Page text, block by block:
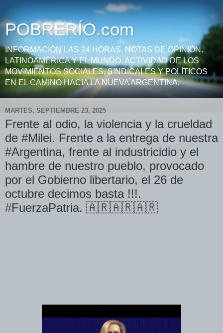
POBRERÍO.com
INFORMACIÓN LAS 24 HORAS. NOTAS DE OPINIÓN.
LATINOAMÉRICA Y EL MUNDO. ACTIVIDAD DE LOS
MOVIMIENTOS SOCIALES, SINDICALES Y POLÍTICOS
EN EL CAMINO HACIA LA NUEVA ARGENTINA.
MARTES, SEPTIEMBRE 23, 2025
Frente al odio, la violencia y la crueldad
de #Milei. Frente a la entrega de nuestra
#Argentina, frente al industricidio y el
hambre de nuestro pueblo, provocado
por el Gobierno libertario, el 26 de
octubre decimos basta !!!.
#FuerzaPatria. 🇦🇷🇦🇷🇦🇷